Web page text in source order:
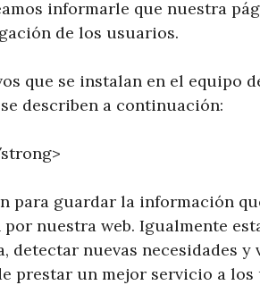
informarle que nuestra
de los usuarios.
que se instalan en el equipo
describen a continuación:
para guardar la información
nuestra web. Igualmente
detectar nuevas necesidades y
prestar un mejor servicio a los